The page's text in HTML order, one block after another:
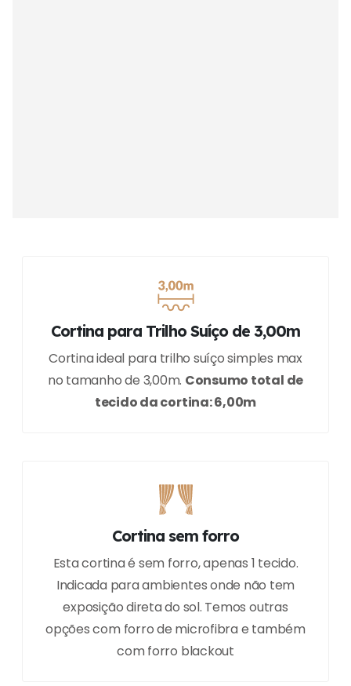
Cortina para Trilho Suíço de 3,00m
Cortina ideal para trilho suíço simples max
no tamanho de 3,00m. Consumo total de
tecido da cortina: 6,00m
Cortina sem forro
Esta cortina é sem forro, apenas 1 tecido.
Indicada para ambientes onde não tem
exposição direta do sol. Temos outras
opções com forro de microfibra e também
com forro blackout